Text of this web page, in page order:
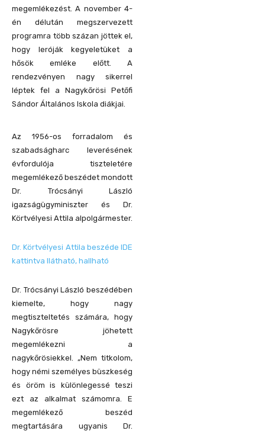
megemlékezést. A november 4-
én délután megszervezett
programra több százan jöttek el,
hogy leróják kegyeletüket a
hősök emléke előtt. A
rendezvényen nagy sikerrel
léptek fel a Nagykőrösi Petőfi
Sándor Általános Iskola diákjai.
Az 1956-os forradalom és
szabadságharc leverésének
évfordulója tiszteletére
megemlékező beszédet mondott
Dr. Trócsányi László
igazságügyminiszter és Dr.
Körtvélyesi Attila alpolgármester.
Dr. Körtvélyesi Attila beszéde IDE
kattintva llátható, hallható
Dr. Trócsányi László beszédében
kiemelte, hogy nagy
megtiszteltetés számára, hogy
Nagykőrösre jöhetett
megemlékezni a
nagykőrösiekkel. „Nem titkolom,
hogy némi személyes büszkeség
és öröm is különlegessé teszi
ezt az alkalmat számomra. E
megemlékező beszéd
megtartására ugyanis Dr.